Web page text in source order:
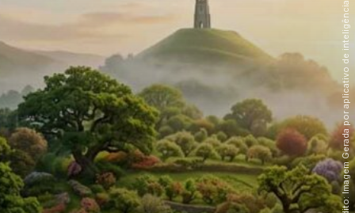
Crédito: Imagem Gerada por aplicativo de inteligência artificial